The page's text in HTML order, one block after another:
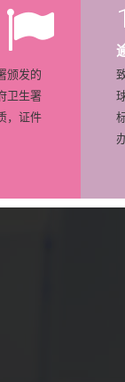
颁发的
卫生署
，证件